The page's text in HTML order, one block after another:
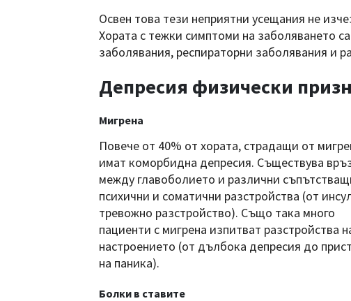
Освен това тези неприятни усещания не
Хората с тежки симптоми на заболяването
заболявания, респираторни заболявания и
Депресия физически
Мигрена
Повече от 40% от хората, страдащи от
имат коморбидна депресия. Съществува
между главоболието и различни
психични и соматични разстройства (от
тревожно разстройство). Също така много
пациенти с мигрена изпитват разстройства
настроението (от дълбока депресия до
на паника).
Болки в ставите